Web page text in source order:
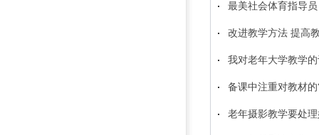
最美社会体育指导
改进教学方法 提高
我对老年大学教学
备课中注重对教材的
老年摄影教学要处